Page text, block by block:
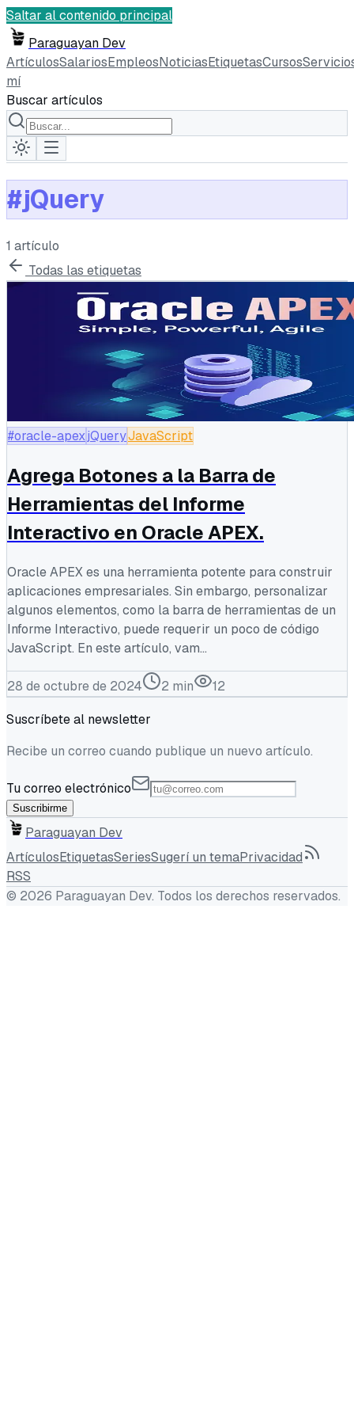
Saltar al contenido principal
Paraguayan Dev
ArtículosSalariosEmpleosNoticiasEtiquetasCursos
mí
Buscar artículos
#jQuery
1 artículo
Todas las etiquetas
#oracle-apexjQueryJavaScript
Agrega Botones a la Barra de
Herramientas del Informe
Interactivo en Oracle APEX.
Oracle APEX es una herramienta potente para construir
aplicaciones empresariales. Sin embargo, personalizar
algunos elementos, como la barra de herramientas de un
Informe Interactivo, puede requerir un poco de código
JavaScript. En este artículo, vam...
28 de octubre de 2024 2 min
12
Suscríbete al newsletter
Recibe un correo cuando publique un nuevo artículo.
Tu correo electrónico
Suscribirme
Paraguayan Dev
ArtículosEtiquetasSeriesSugerí un temaPrivacidad
RSS
© 2026 Paraguayan Dev. Todos los derechos reservados.